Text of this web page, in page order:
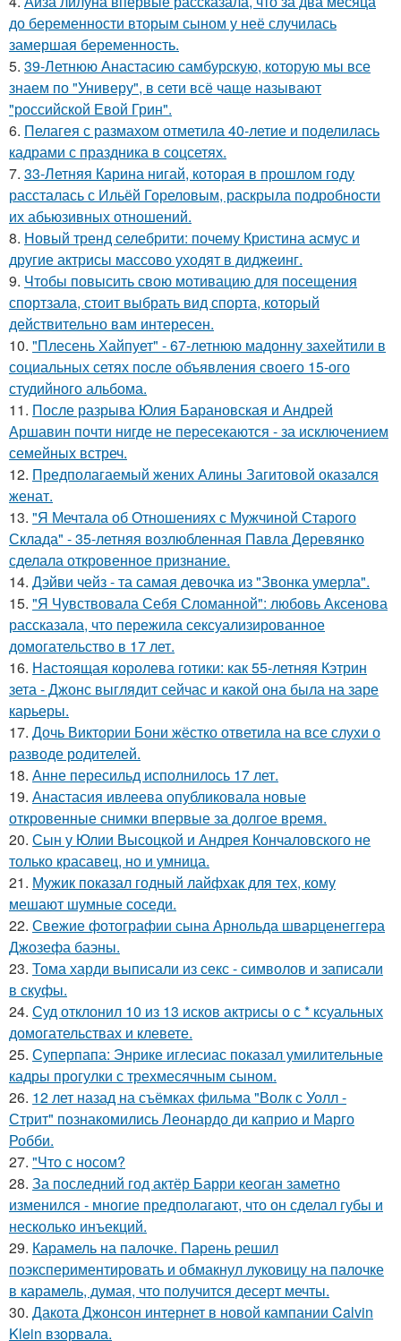
до беременности вторым сыном у неё случилась
замершая беременность.
5. 39-Летнюю Анастасию самбурскую, которую мы все
знаем по "Универу", в сети всё чаще называют
"российской Евой Грин".
6. Пелагея с размахом отметила 40-летие и поделилась
кадрами с праздника в соцсетях.
7. 33-Летняя Карина нигай, которая в прошлом году
рассталась с Ильёй Гореловым, раскрыла подробности
их абьюзивных отношений.
8. Новый тренд селебрити: почему Кристина асмус и
другие актрисы массово уходят в диджеинг.
9. Чтобы повысить свою мотивацию для посещения
спортзала, стоит выбрать вид спорта, который
действительно вам интересен.
10. "Плесень Хайпует" - 67-летнюю мадонну захейтили в
социальных сетях после объявления своего 15-ого
студийного альбома.
11. После разрыва Юлия Барановская и Андрей
Аршавин почти нигде не пересекаются - за исключением
семейных встреч.
12. Предполагаемый жених Алины Загитовой оказался
женат.
13. "Я Мечтала об Отношениях с Мужчиной Старого
Склада" - 35-летняя возлюбленная Павла Деревянко
сделала откровенное признание.
14. Дэйви чейз - та самая девочка из "Звонка умерла".
15. "Я Чувствовала Себя Сломанной": любовь Аксенова
рассказала, что пережила сексуализированное
домогательство в 17 лет.
16. Настоящая королева готики: как 55-летняя Кэтрин
зета - Джонс выглядит сейчас и какой она была на заре
карьеры.
17. Дочь Виктории Бони жёстко ответила на все слухи о
разводе родителей.
18. Анне пересильд исполнилось 17 лет.
19. Анастасия ивлеева опубликовала новые
откровенные снимки впервые за долгое время.
20. Сын у Юлии Высоцкой и Андрея Кончаловского не
только красавец, но и умница.
21. Мужик показал годный лайфхак для тех, кому
мешают шумные соседи.
22. Свежие фотографии сына Арнольда шварценеггера
Джозефа баэны.
23. Тома харди выписали из секс - символов и записали
в скуфы.
24. Суд отклонил 10 из 13 исков актрисы о с * ксуальных
домогательствах и клевете.
25. Суперпапа: Энрике иглесиас показал умилительные
кадры прогулки с трехмесячным сыном.
26. 12 лет назад на съёмках фильма "Волк с Уолл -
Стрит" познакомились Леонардо ди каприо и Марго
Робби.
27. "Что с носом?
28. За последний год актёр Барри кеоган заметно
изменился - многие предполагают, что он сделал губы и
несколько инъекций.
29. Карамель на палочке. Парень решил
поэкспериментировать и обмакнул луковицу на палочке
в карамель, думая, что получится десерт мечты.
30. Дакота Джонсон интернет в новой кампании Calvin
Klein взорвала.